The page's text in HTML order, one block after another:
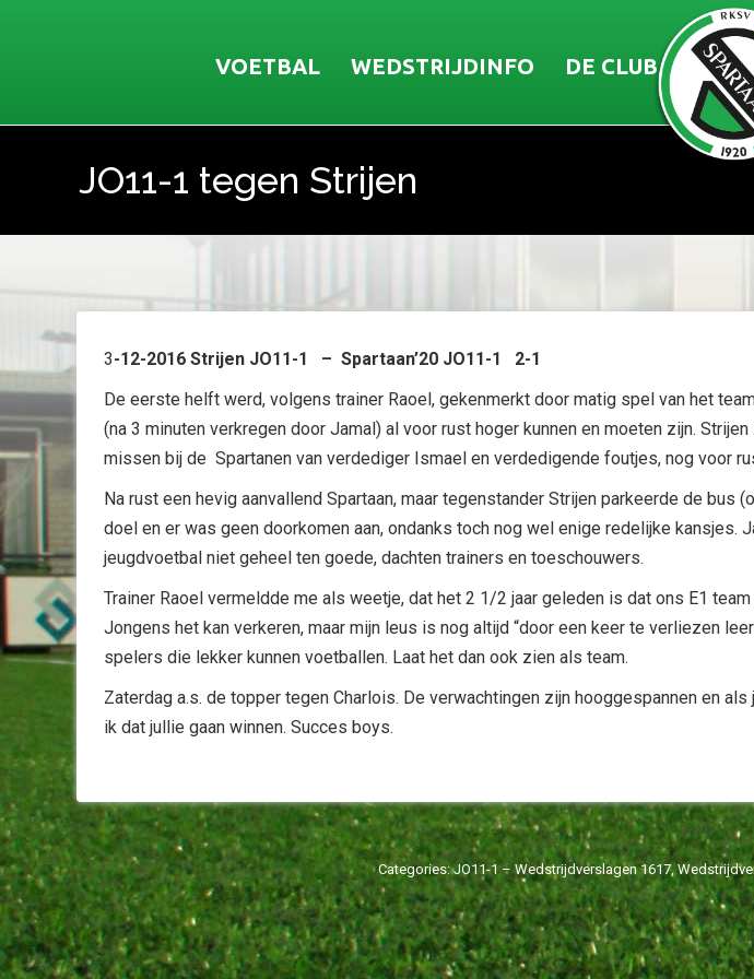
VOETBAL WEDSTRIJDINFO DE CLUB
JO11-1 tegen Strijen
Je bent hier:
3-12-2016 Strijen JO11-1 – Spartaan’20 JO11-1 2-1
De eerste helft werd, volgens trainer Raoel, gekenmerkt door matig spel van het
(na 3 minuten verkregen door Jamal) al voor rust hoger kunnen en moeten zijn.
missen bij de Spartanen van verdediger Ismael en verdedigende foutjes, nog voor
Na rust een hevig aanvallend Spartaan, maar tegenstander Strijen parkeerde de
doel en er was geen doorkomen aan, ondanks toch nog wel enige redelijke
jeugdvoetbal niet geheel ten goede, dachten trainers en toeschouwers.
Trainer Raoel vermeldde me als weetje, dat het 2 1/2 jaar geleden is dat ons E1
Jongens het kan verkeren, maar mijn leus is nog altijd “door een keer te verliezen
spelers die lekker kunnen voetballen. Laat het dan ook zien als team.
Zaterdag a.s. de topper tegen Charlois. De verwachtingen zijn hooggespannen en
ik dat jullie gaan winnen. Succes boys.
Categories:JO11-1 – Wedstrijdverslagen 1617,